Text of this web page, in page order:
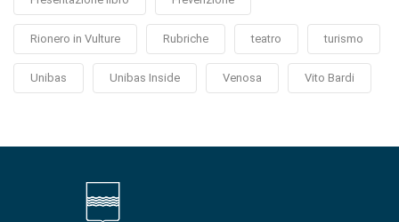
Rionero in Vulture Rubriche teatro turismo
Unibas Unibas Inside Venosa Vito Bardi